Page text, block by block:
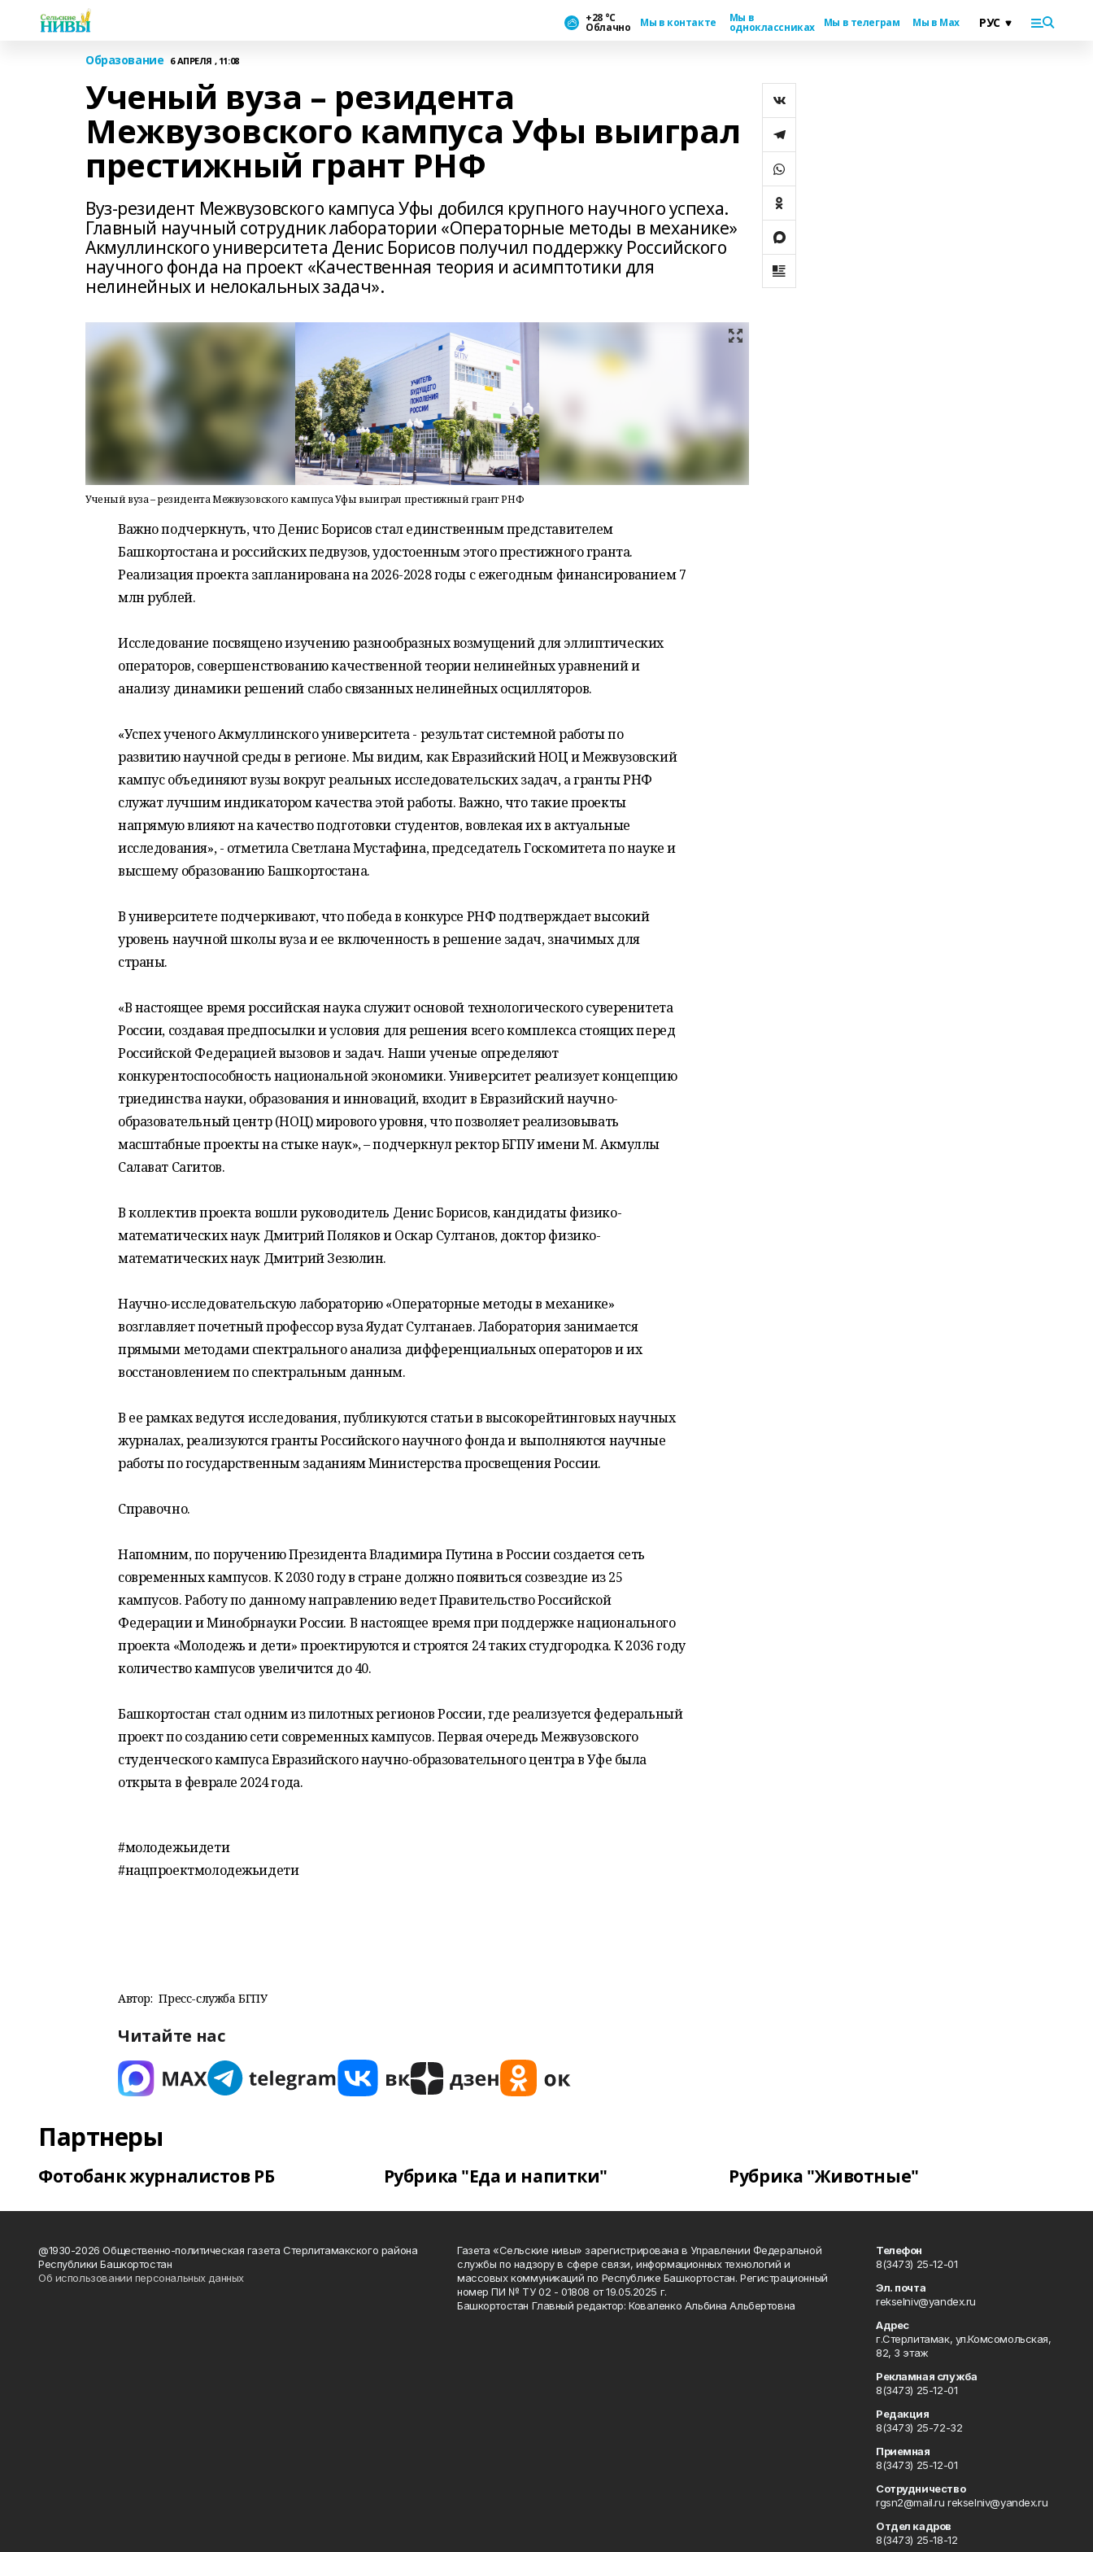
+28 °С
Облачно Мы в контакте Мы в
одноклассниках Мы в телеграм Мы в Max
Образование 6 АПРЕЛЯ , 11:08
Ученый вуза – резидента
Межвузовского кампуса Уфы выиграл
престижный грант РНФ
Вуз-резидент Межвузовского кампуса Уфы добился крупного научного успеха.
Главный научный сотрудник лаборатории «Операторные методы в механике»
Акмуллинского университета Денис Борисов получил поддержку Российского
научного фонда на проект «Качественная теория и асимптотики для
нелинейных и нелокальных задач».
Ученый вуза – резидента Межвузовского кампуса Уфы выиграл престижный грант РНФ
Важно подчеркнуть, что Денис Борисов стал единственным представителем
Башкортостана и российских педвузов, удостоенным этого престижного гранта.
Реализация проекта запланирована на 2026-2028 годы с ежегодным финансированием 7
млн рублей.
Исследование посвящено изучению разнообразных возмущений для эллиптических
операторов, совершенствованию качественной теории нелинейных уравнений и
анализу динамики решений слабо связанных нелинейных осцилляторов.
«Успех ученого Акмуллинского университета - результат системной работы по
развитию научной среды в регионе. Мы видим, как Евразийский НОЦ и Межвузовский
кампус объединяют вузы вокруг реальных исследовательских задач, а гранты РНФ
служат лучшим индикатором качества этой работы. Важно, что такие проекты
напрямую влияют на качество подготовки студентов, вовлекая их в актуальные
исследования», - отметила Светлана Мустафина, председатель Госкомитета по науке и
высшему образованию Башкортостана.
В университете подчеркивают, что победа в конкурсе РНФ подтверждает высокий
уровень научной школы вуза и ее включенность в решение задач, значимых для
страны.
«В настоящее время российская наука служит основой технологического суверенитета
России, создавая предпосылки и условия для решения всего комплекса стоящих перед
Российской Федерацией вызовов и задач. Наши ученые определяют
конкурентоспособность национальной экономики. Университет реализует концепцию
триединства науки, образования и инноваций, входит в Евразийский научно-
образовательный центр (НОЦ) мирового уровня, что позволяет реализовывать
масштабные проекты на стыке наук», – подчеркнул ректор БГПУ имени М. Акмуллы
Салават Сагитов.
В коллектив проекта вошли руководитель Денис Борисов, кандидаты физико-
математических наук Дмитрий Поляков и Оскар Султанов, доктор физико-
математических наук Дмитрий Зезюлин.
Научно-исследовательскую лабораторию «Операторные методы в механике»
возглавляет почетный профессор вуза Яудат Султанаев. Лаборатория занимается
прямыми методами спектрального анализа дифференциальных операторов и их
восстановлением по спектральным данным.
В ее рамках ведутся исследования, публикуются статьи в высокорейтинговых научных
журналах, реализуются гранты Российского научного фонда и выполняются научные
работы по государственным заданиям Министерства просвещения России.
Справочно.
Напомним, по поручению Президента Владимира Путина в России создается сеть
современных кампусов. К 2030 году в стране должно появиться созвездие из 25
кампусов. Работу по данному направлению ведет Правительство Российской
Федерации и Минобрнауки России. В настоящее время при поддержке национального
проекта «Молодежь и дети» проектируются и строятся 24 таких студгородка. К 2036 году
количество кампусов увеличится до 40.
Башкортостан стал одним из пилотных регионов России, где реализуется федеральный
проект по созданию сети современных кампусов. Первая очередь Межвузовского
студенческого кампуса Евразийского научно-образовательного центра в Уфе была
открыта в феврале 2024 года.
#молодежьидети
#нацпроектмолодежьидети
Автор: Пресс-служба БГПУ
Читайте нас
Партнеры
Фотобанк журналистов РБ Рубрика "Еда и напитки" Рубрика "Животные"
@1930-2026 Общественно-политическая газета Стерлитамакского района
Республики Башкортостан
Об использовании персональных данных
Газета «Сельские нивы» зарегистрирована в Управлении Федеральной
службы по надзору в сфере связи, информационных технологий и
массовых коммуникаций по Республике Башкортостан. Регистрационный
номер ПИ № ТУ 02 - 01808 от 19.05.2025 г.
Башкортостан Главный редактор: Коваленко Альбина Альбертовна
Телефон
8(3473) 25-12-01
Эл. почта
rekselniv@yandex.ru
Адрес
г.Стерлитамак, ул.Комсомольская,
82, 3 этаж
Рекламная служба
8(3473) 25-12-01
Редакция
8(3473) 25-72-32
Приемная
8(3473) 25-12-01
Сотрудничество
rgsn2@mail.ru rekselniv@yandex.ru
Отдел кадров
8(3473) 25-18-12